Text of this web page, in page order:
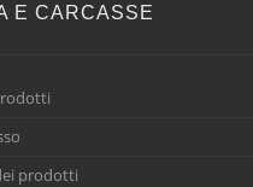
E CARCASSE
prodotti